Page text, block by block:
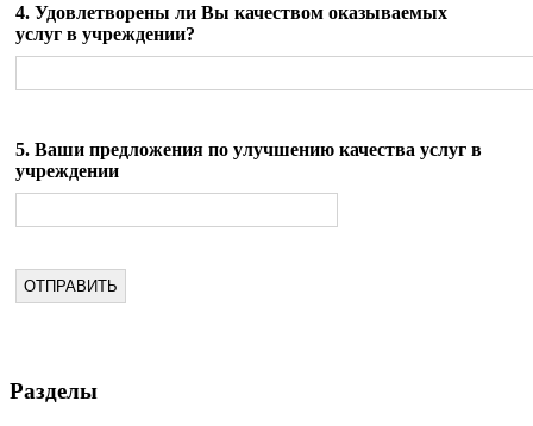
4. Удовлетворены ли Вы качеством оказываемых
услуг в учреждении?
5. Ваши предложения по улучшению качества услуг в
учреждении
Разделы